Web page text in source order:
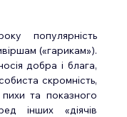
популярність
(«гарикам»).
добра і блага,
скромність,
пихи та показного
інших «діячів